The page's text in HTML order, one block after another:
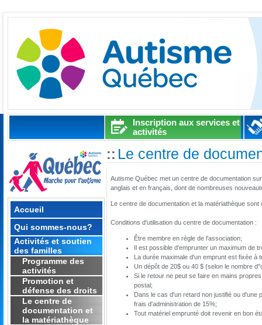
Inscription aux services et
activités
Accueil
Qui sommes-nous?
Activités et soutien
des familles
Programme des
activités
Promotion et
défense des droits
Le centre de
documentation et
la matériathèque
:: Le centre de
Autisme Québec met un centre de documentation
anglais et en français, dont de nombreuses
Le centre de documentation et la matériathèque
Conditions d'utilisation du centre de documentation :
Être membre en règle de l'association;
Il est possible d'emprunter un maximum de
La durée maximale d'un emprunt est fixée à
Un dépôt de 20$ ou 40 $ (selon le nombre
Si le retour ne peut se faire en mains
postal;
Dans le cas d'un retard non justifié ou d'une
frais d'administration de 15%;
Tout matériel emprunté doit revenir en bon